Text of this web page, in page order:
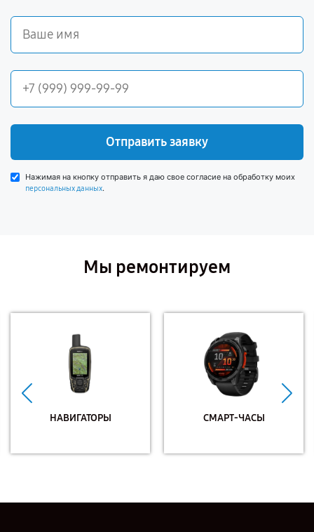
Отправить заявку
Нажимая на кнопку отправить я даю свое согласие на обработку моих
персональных данных.
Мы ремонтируем
НАВИГАТОРЫ СМАРТ-ЧАСЫ